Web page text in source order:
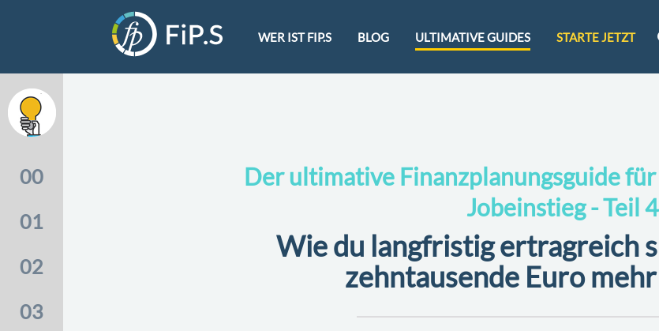
WER IST FIP.S BLOG ULTIMATIVE GUIDES STARTE JETZT
00
Der ultimative Finanzplanungsguide
01
02
Welche Versicherungen brauchst du
03
ja
Der ultimative Finanzplanungsguide
Jobeinstieg - Teil 4
Wie du langfristig ertragreich
zehntausende Euro